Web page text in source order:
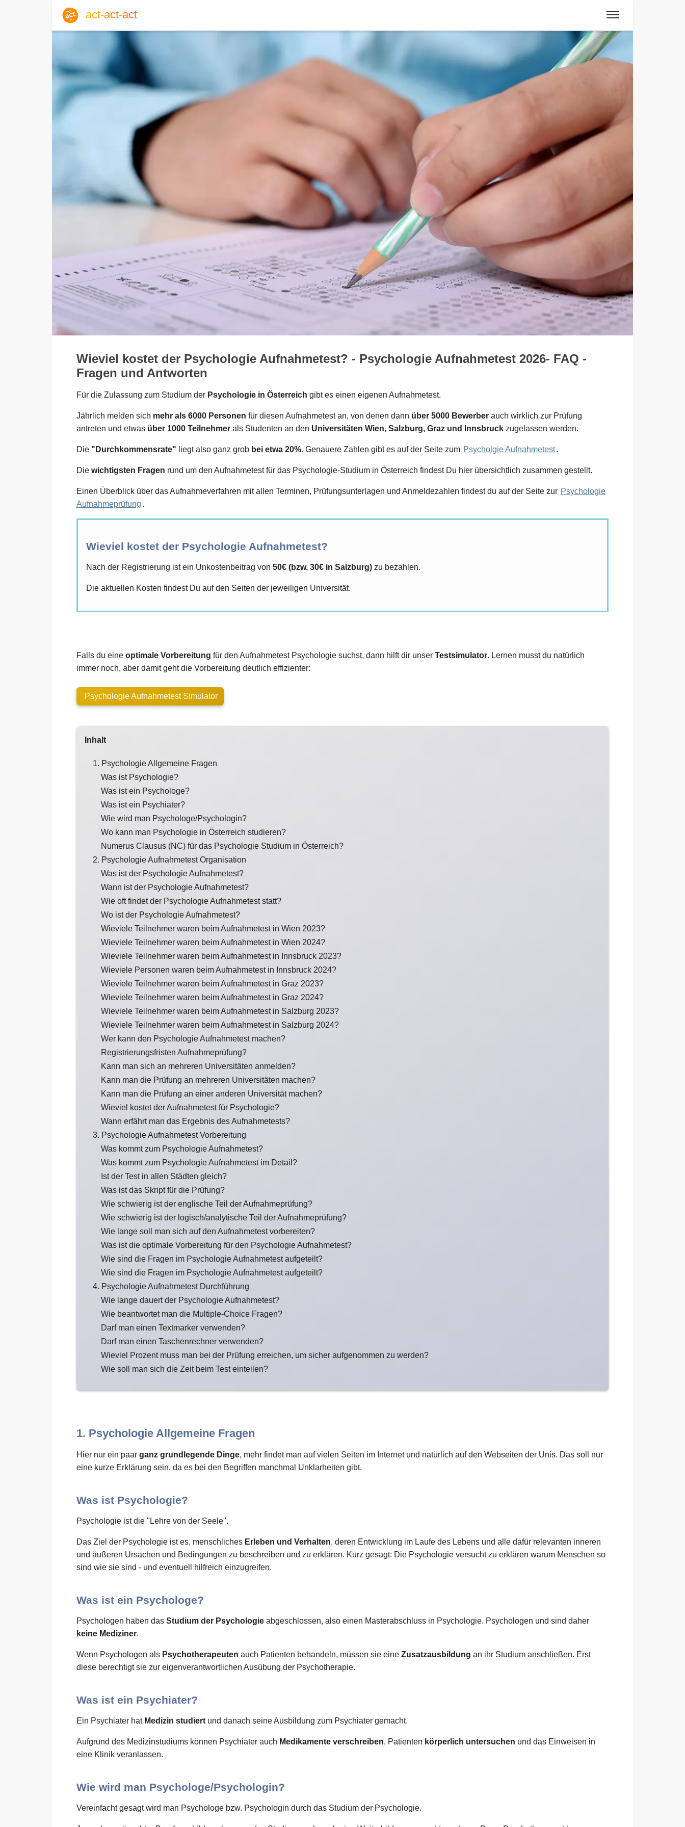
act-act-act
Anmelden
Fr, 07. August 2026 |
Englisch Deutsch
Wieviel kostet der Psychologie Aufnahmetest? - Psychologie Aufnahmetest 2026- FAQ -
Fragen und Antworten
Für die Zulassung zum Studium der Psychologie in Österreich gibt es einen eigenen Aufnahmetest.
Jährlich melden sich mehr als 6000 Personen für diesen Aufnahmetest an, von denen dann über 5000 Bewerber auch wirklich zur Prüfung
antreten und etwas über 1000 Teilnehmer als Studenten an den Universitäten Wien, Salzburg, Graz und Innsbruck zugelassen werden.
Die "Durchkommensrate" liegt also ganz grob bei etwa 20%. Genauere Zahlen gibt es auf der Seite zum Psycholgie Aufnahmetest.
Die wichtigsten Fragen rund um den Aufnahmetest für das Psychologie-Studium in Österreich findest Du hier übersichtlich zusammen gestellt.
Einen Überblick über das Aufnahmeverfahren mit allen Terminen, Prüfungsunterlagen und Anmeldezahlen findest du auf der Seite zur Psychologie
Aufnahmeprüfung .
Wieviel kostet der Psychologie Aufnahmetest?
Nach der Registrierung ist ein Unkostenbeitrag von 50€ (bzw. 30€ in Salzburg) zu bezahlen.
Die aktuellen Kosten findest Du auf den Seiten der jeweiligen Universität.
Falls du eine optimale Vorbereitung für den Aufnahmetest Psychologie suchst, dann hilft dir unser Testsimulator. Lernen musst du natürlich
immer noch, aber damit geht die Vorbereitung deutlich effizienter:
Psychologie Aufnahmetest Simulator
Inhalt
1. Psychologie Allgemeine Fragen
Was ist Psychologie?
Was ist ein Psychologe?
Was ist ein Psychiater?
Wie wird man Psychologe/Psychologin?
Wo kann man Psychologie in Österreich studieren?
Numerus Clausus (NC) für das Psychologie Studium in Österreich?
2. Psychologie Aufnahmetest Organisation
Was ist der Psychologie Aufnahmetest?
Wann ist der Psychologie Aufnahmetest?
Wie oft findet der Psychologie Aufnahmetest statt?
Wo ist der Psychologie Aufnahmetest?
Wieviele Teilnehmer waren beim Aufnahmetest in Wien 2023?
Wieviele Teilnehmer waren beim Aufnahmetest in Wien 2024?
Wieviele Teilnehmer waren beim Aufnahmetest in Innsbruck 2023?
Wieviele Personen waren beim Aufnahmetest in Innsbruck 2024?
Wieviele Teilnehmer waren beim Aufnahmetest in Graz 2023?
Wieviele Teilnehmer waren beim Aufnahmetest in Graz 2024?
Wieviele Teilnehmer waren beim Aufnahmetest in Salzburg 2023?
Wieviele Teilnehmer waren beim Aufnahmetest in Salzburg 2024?
Wer kann den Psychologie Aufnahmetest machen?
Registrierungsfristen Aufnahmeprüfung?
Kann man sich an mehreren Universitäten anmelden?
Kann man die Prüfung an mehreren Universitäten machen?
Kann man die Prüfung an einer anderen Universität machen?
Wieviel kostet der Aufnahmetest für Psychologie?
Wann erfährt man das Ergebnis des Aufnahmetests?
3. Psychologie Aufnahmetest Vorbereitung
Was kommt zum Psychologie Aufnahmetest?
Was kommt zum Psychologie Aufnahmetest im Detail?
Ist der Test in allen Städten gleich?
Was ist das Skript für die Prüfung?
Wie schwierig ist der englische Teil der Aufnahmeprüfung?
Wie schwierig ist der logisch/analytische Teil der Aufnahmeprüfung?
Wie lange soll man sich auf den Aufnahmetest vorbereiten?
Was ist die optimale Vorbereitung für den Psychologie Aufnahmetest?
Wie sind die Fragen im Psychologie Aufnahmetest aufgeteilt?
Wie sind die Fragen im Psychologie Aufnahmetest aufgeteilt?
4. Psychologie Aufnahmetest Durchführung
Wie lange dauert der Psychologie Aufnahmetest?
Wie beantwortet man die Multiple-Choice Fragen?
Darf man einen Textmarker verwenden?
Darf man einen Taschenrechner verwenden?
Wieviel Prozent muss man bei der Prüfung erreichen, um sicher aufgenommen zu werden?
Wie soll man sich die Zeit beim Test einteilen?
1. Psychologie Allgemeine Fragen
Hier nur ein paar ganz grundlegende Dinge, mehr findet man auf vielen Seiten im Internet und natürlich auf den Webseiten der Unis. Das soll nur
eine kurze Erklärung sein, da es bei den Begriffen manchmal Unklarheiten gibt.
Was ist Psychologie?
Psychologie ist die "Lehre von der Seele".
Das Ziel der Psychologie ist es, menschliches Erleben und Verhalten, deren Entwicklung im Laufe des Lebens und alle dafür relevanten inneren
und äußeren Ursachen und Bedingungen zu beschreiben und zu erklären. Kurz gesagt: Die Psychologie versucht zu erklären warum Menschen so
sind wie sie sind - und eventuell hilfreich einzugreifen.
Was ist ein Psychologe?
Psychologen haben das Studium der Psychologie abgeschlossen, also einen Masterabschluss in Psychologie. Psychologen und sind daher
keine Mediziner.
Wenn Psychologen als Psychotherapeuten auch Patienten behandeln, müssen sie eine Zusatzausbildung an ihr Studium anschließen. Erst
diese berechtigt sie zur eigenverantwortlichen Ausübung der Psychotherapie.
Was ist ein Psychiater?
Ein Psychiater hat Medizin studiertund danach seine Ausbildung zum Psychiater gemacht.
Aufgrund des Medizinstudiums können Psychiater auch Medikamente verschreiben, Patienten körperlich untersuchen und das Einweisen in
eine Klinik veranlassen.
Wie wird man Psychologe/Psychologin?
Vereinfacht gesagt wird man Psychologe bzw. Psychologin durch das Studium der Psychologie.